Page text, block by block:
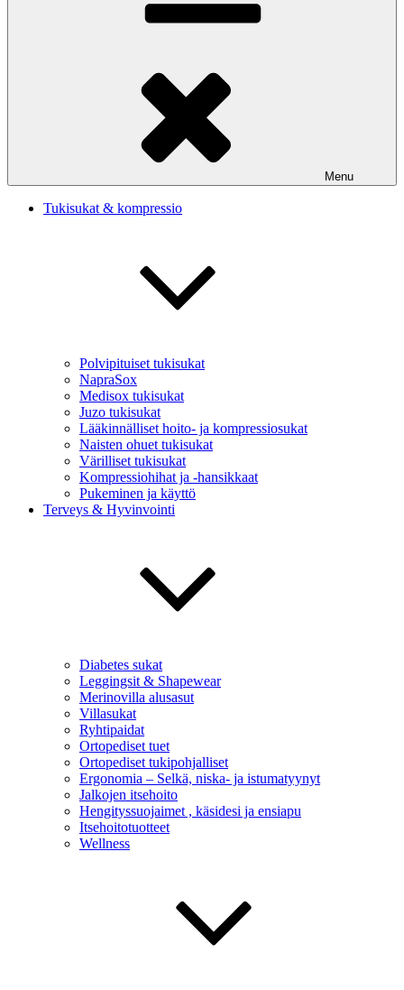
Menu
Tukisukat & kompressio
Polvipituiset tukisukat
NapraSox
Medisox tukisukat
Juzo tukisukat
Lääkinnälliset hoito- ja kompressiosukat
Naisten ohuet tukisukat
Värilliset tukisukat
Kompressiohihat ja -hansikkaat
Pukeminen ja käyttö
Terveys & Hyvinvointi
Diabetes sukat
Leggingsit & Shapewear
Merinovilla alusasut
Villasukat
Ryhtipaidat
Ortopediset tuet
Ortopediset tukipohjalliset
Ergonomia – Selkä, niska- ja istumatyynyt
Jalkojen itsehoito
Hengityssuojaimet , käsidesi ja ensiapu
Itsehoitotuotteet
Wellness